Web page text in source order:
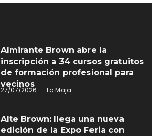
Almirante Brown abre la
inscripción a 34 cursos gratuitos
de formación profesional para
vecinos
27/07/2026 La Maja
Alte Brown: llega una nueva
edición de la Expo Feria con